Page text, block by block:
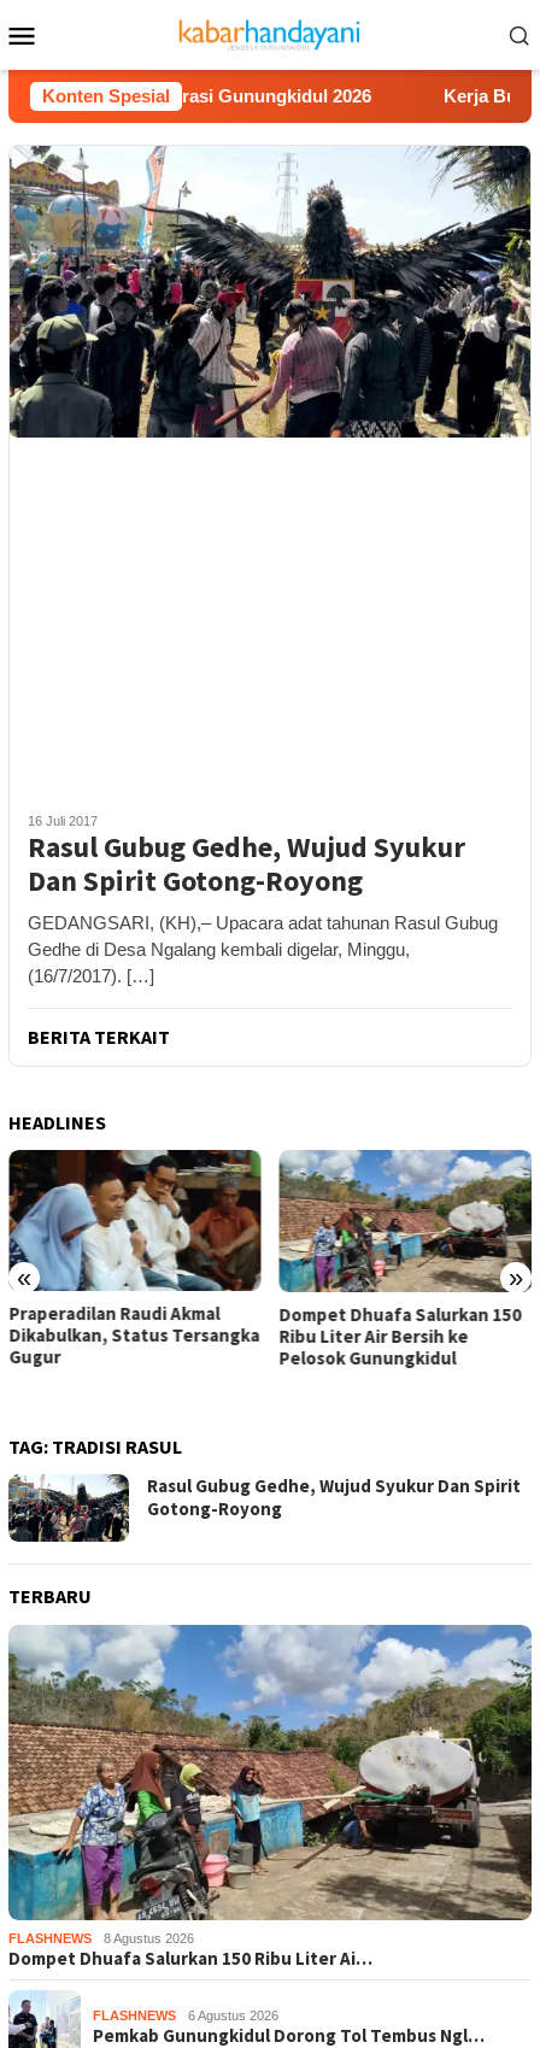
ke
kontenMobile
Konten Spesial
Video Literasi Gunungkidul 2026 Kerja Buruh
16 Juli 2017
Rasul Gubug Gedhe, Wujud Syukur
Dan Spirit Gotong-Royong
GEDANGSARI, (KH),– Upacara adat tahunan Rasul Gubug
Gedhe di Desa Ngalang kembali digelar, Minggu,
(16/7/2017). […]
BERITA TERKAIT
HEADLINES
« »
Praperadilan Raudi Akmal
Dikabulkan, Status Tersangka
Gugur
Dompet Dhuafa Salurkan 150
Ribu Liter Air Bersih ke
Pelosok Gunungkidul
TAG: TRADISI RASUL
Rasul Gubug Gedhe, Wujud Syukur Dan Spirit
Gotong-Royong
TERBARU
FLASHNEWS 8 Agustus 2026
Dompet Dhuafa Salurkan 150 Ribu Liter Ai…
FLASHNEWS 6 Agustus 2026
Pemkab Gunungkidul Dorong Tol Tembus Ngl…